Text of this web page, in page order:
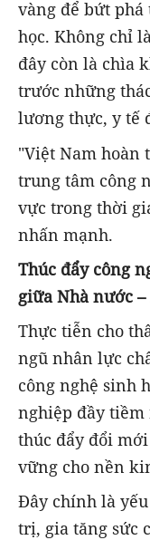
vàng để bứt
học. Không chỉ
đây còn là chìa
trước những
lương thực, y tế
"Việt Nam hoàn
trung tâm công
vực trong thời
nhấn mạnh.
Thúc đẩy công
giữa Nhà nước
Thực tiễn cho
ngũ nhân lực
công nghệ sinh
nghiệp đầy tiềm
thúc đẩy đổi
vững cho nền
Đây chính là
trị, gia tăng sức